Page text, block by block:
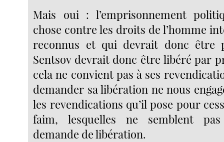
Mais oui : l’emprisonnement
chose contre les droits de l’homme
reconnus et qui devrait donc être
Sentsov devrait donc être libéré par
cela ne convient pas à ses
demander sa libération ne nous
les revendications qu’il pose pour
faim, lesquelles ne semblent
demande de libération.